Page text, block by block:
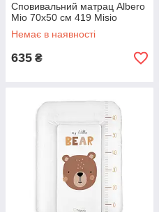
Сповивальний матрац Albero
Mio 70x50 см 419 Misio
Немає в наявності
635 ₴